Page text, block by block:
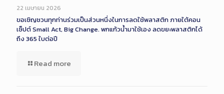
22 เมษายน 2026
ขอเชิญชวนทุกท่านร่วมเป็นส่วนหนึ่งในการลดใช้พลาสติก ภายใต้คอน
เซ็ปต์ Small Act, Big Change. พกแก้วน้ำมาใช้เอง ลดขยะพลาสติกได้
ถึง 365 ใบต่อปี
Read more